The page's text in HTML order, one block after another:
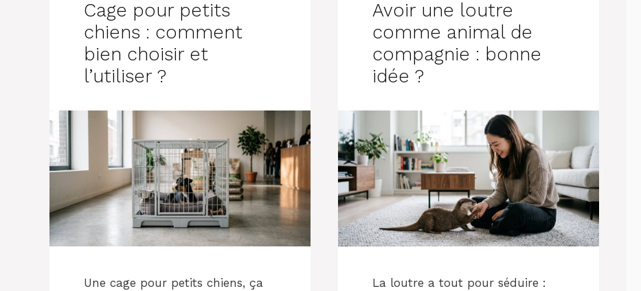
Cage pour petits
chiens : comment
bien choisir et
l’utiliser ?
Une cage pour petits chiens, ça
Avoir une loutre
comme animal de
compagnie : bonne
idée ?
La loutre a tout pour séduire :